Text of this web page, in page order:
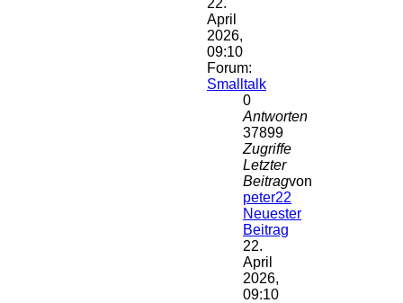
April
2026,
09:10
Forum:
Smalltalk
0
Antworten
37899
Zugriffe
Letzter
Beitragvon
peter22
Neuester
Beitrag
22.
April
2026,
09:10